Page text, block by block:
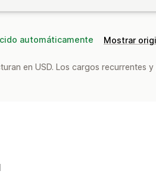
automáticamente Mostrar
en USD. Los cargos recurrentes